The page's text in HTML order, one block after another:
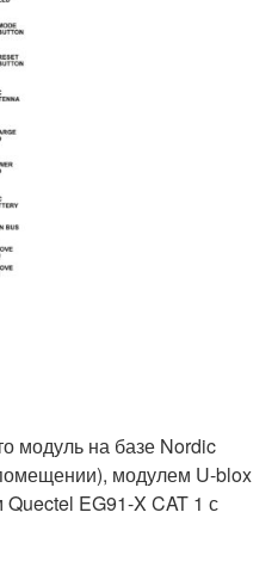
модуль на базе Nordic
модулем U-blox
EG91-X CAT 1 с